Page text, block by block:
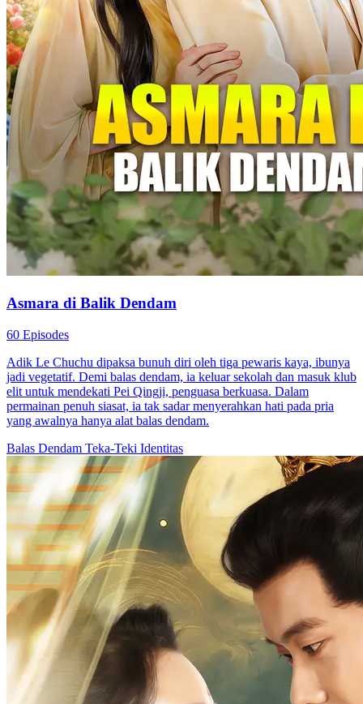
Balas Dendam untuk Ibu
35 Episodes
Demi balas dendam atas kematian ibunya, Ayu Ramadhani ubah
wajahnya mirip rival dan menyusup ke lingkaran Tuan Muda Rizky
sebagai pengganti. Dengan identitas baru, ia mulai rencana balas
dendam penuh risiko untuk ungkap kebenaran di balik kematian